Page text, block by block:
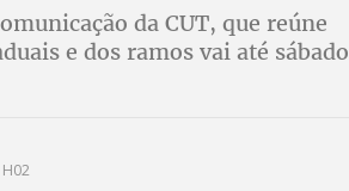
da CUT, que reúne
e dos ramos vai até sábado